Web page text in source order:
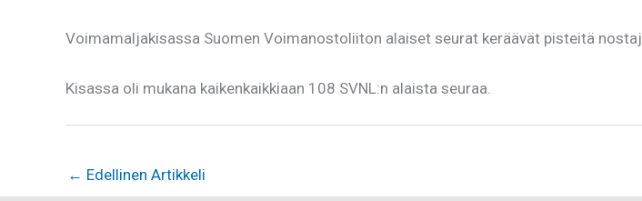
Voimamaljakisassa Suomen Voimanostoliiton alaiset seurat keräävät pisteitä
Kisassa oli mukana kaikenkaikkiaan 108 SVNL:n alaista seuraa.
← Edellinen Artikkeli